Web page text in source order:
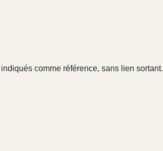
comme référence, sans lien sortant.